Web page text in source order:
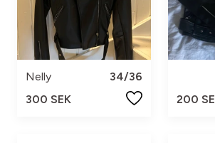
Nelly
34/36
300 SEK
200